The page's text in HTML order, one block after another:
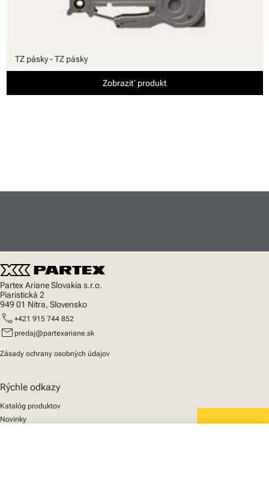
TZ pásky - TZ pásky
Zobraziť produkt
Partex Ariane Slovakia s.r.o.
Piaristická 2
949 01 Nitra, Slovensko
call +421 915 744 852
mail predaj@partexariane.sk
Zásady ochrany osobných údajov
Rýchle odkazy
Katalóg produktov
Novinky